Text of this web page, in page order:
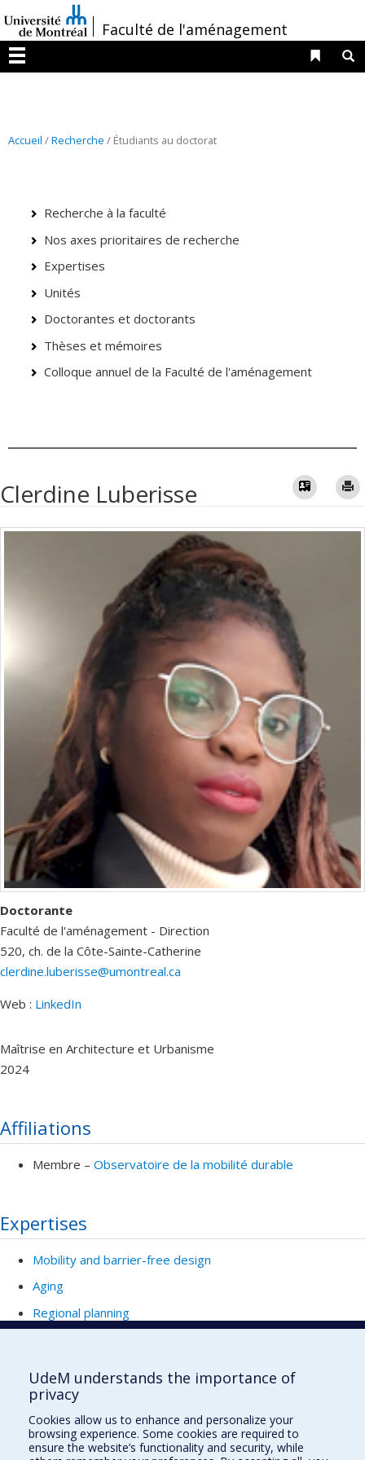
au
contenu
/Faculté de l'aménagement
Menu
Liens
Accueil /Recherche / Étudiants au doctorat
Recherche à la faculté
Nos axes prioritaires de recherche
Expertises
Unités
Doctorantes et doctorants
Thèses et mémoires
Colloque annuel de la Faculté de l'aménagement
Clerdine Luberisse Vcard
Doctorante
Faculté de l'aménagement - Direction
520, ch. de la Côte-Sainte-Catherine
clerdine.luberisse@umontreal.ca
Web : LinkedIn
Maîtrise en Architecture et Urbanisme
2024
Affiliations
Membre – Observatoire de la mobilité durable
Expertises
Mobility and barrier-free design
Aging
Regional planning
Faculté de l'aménagement
École d'architecture
UdeM understands the importance of
privacy
Cookies allow us to enhance and personalize your
browsing experience. Some cookies are required to
ensure the website’s functionality and security, while